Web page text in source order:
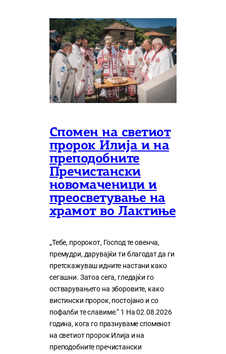
Спомен на светиот
пророк Илија и на
преподобните
Пречистански
новомаченици и
преосветување на
храмот во Лактиње
„Тебе, пророкот, Господ те овенча,
премудри, дарувајќи ти благодат да ги
претскажуваш идните настани како
сегашни. Затоа сега, гледајќи го
остварувањето на зборовите, како
вистински пророк, постојано и со
пофалби те славиме.“ 1 На 02.08.2026
година, кога го празнуваме споменот
на светиот пророк Илија и на
преподобните пречистански